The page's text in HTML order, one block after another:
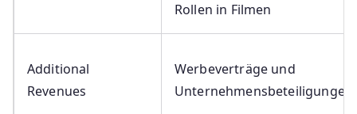
Rollen in Filmen
Additional
Revenues
Werbeverträge und
Unternehmensbeteiligungen